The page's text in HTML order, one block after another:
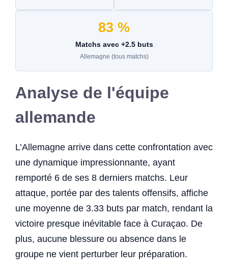
83 %
Matchs avec +2.5 buts
Allemagne (tous matchs)
Analyse de l'équipe
allemande
L’Allemagne arrive dans cette confrontation avec
une dynamique impressionnante, ayant
remporté 6 de ses 8 derniers matchs. Leur
attaque, portée par des talents offensifs, affiche
une moyenne de 3.33 buts par match, rendant la
victoire presque inévitable face à Curaçao. De
plus, aucune blessure ou absence dans le
groupe ne vient perturber leur préparation.